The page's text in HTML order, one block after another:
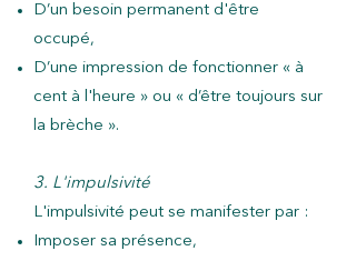
D’un besoin permanent d'être
occupé,
D’une impression de fonctionner « à
cent à l'heure » ou « d’être toujours sur
la brèche ».
3. L'impulsivité
L'impulsivité peut se manifester par :
Imposer sa présence,